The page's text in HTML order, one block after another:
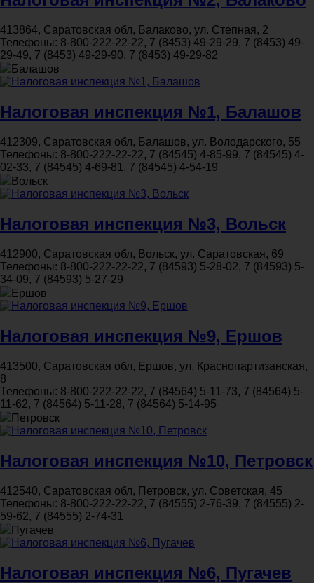
413864, Саратовская обл, Балаково, ул. Степная, 2
Телефоны: 8-800-222-22-22, 7 (8453) 49-29-29, 7 (8453) 49-
29-49, 7 (8453) 49-29-90, 7 (8453) 49-29-82
Балашов
Налоговая инспекция №1, Балашов
412309, Саратовская обл, Балашов, ул. Володарского, 55
Телефоны: 8-800-222-22-22, 7 (84545) 4-85-99, 7 (84545) 4-
02-33, 7 (84545) 4-69-81, 7 (84545) 4-54-19
Вольск
Налоговая инспекция №3, Вольск
412900, Саратовская обл, Вольск, ул. Саратовская, 69
Телефоны: 8-800-222-22-22, 7 (84593) 5-28-02, 7 (84593) 5-
34-09, 7 (84593) 5-27-29
Ершов
Налоговая инспекция №9, Ершов
413500, Саратовская обл, Ершов, ул. Краснопартизанская,
8
Телефоны: 8-800-222-22-22, 7 (84564) 5-11-73, 7 (84564) 5-
11-62, 7 (84564) 5-11-28, 7 (84564) 5-14-95
Петровск
Налоговая инспекция №10, Петровск
412540, Саратовская обл, Петровск, ул. Советская, 45
Телефоны: 8-800-222-22-22, 7 (84555) 2-76-39, 7 (84555) 2-
59-62, 7 (84555) 2-74-31
Пугачев
Налоговая инспекция №6, Пугачев